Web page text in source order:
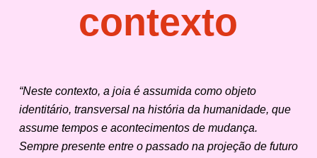
contexto
“Neste contexto, a joia é assumida como objeto
identitário, transversal na história da humanidade, que
assume tempos e acontecimentos de mudança.
Sempre presente entre o passado na projeção de futuro